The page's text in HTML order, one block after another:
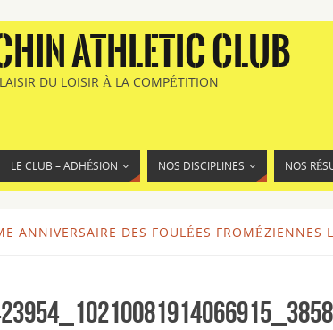
ATHLETIC CLUB
DU LOISIR À LA COMPÉTITION
LE CLUB – ADHÉSION NOS DISCIPLINES NOS
ANNIVERSAIRE DES FOULÉES